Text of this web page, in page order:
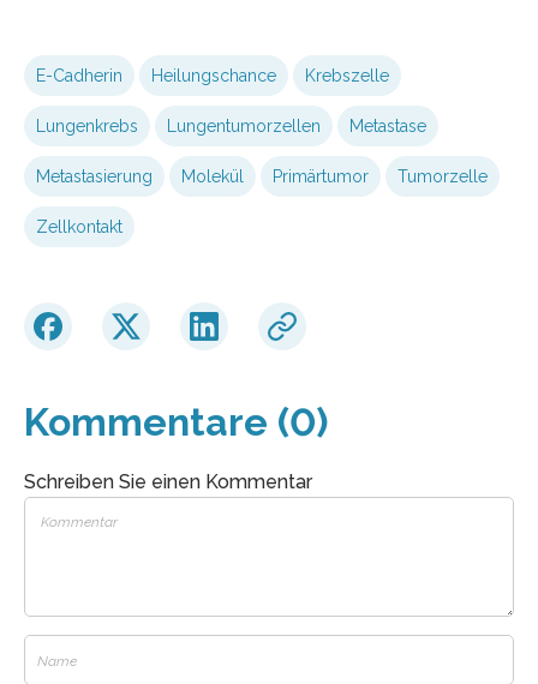
E-Cadherin Heilungschance Krebszelle
Lungenkrebs Lungentumorzellen Metastase
Metastasierung Molekül Primärtumor Tumorzelle
Zellkontakt
Kommentare (0)
Schreiben Sie einen Kommentar